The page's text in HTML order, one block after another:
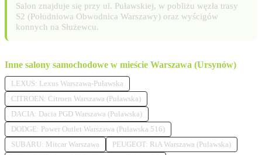
Salon znajduje się przy ul. Puławskiej, w pobliżu węzła trasy
S2 (Południowa Obwodnica Warszawy) oraz wyścigów
konnych na Służewcu.
Inne salony samochodowe w mieście Warszawa (Ursynów)
LEXUS: Lexus Warszawa-Puławska
CITROEN: Citroen Warszawa (Puławska)
DACIA: Dacia PGD Warszawa (Puławska)
DODGE: Power Outlet Warszawa (Puławska 516)
SUBARU: Mitcar Warszawa
PEUGEOT: RiA Warszawa (Pulawska)